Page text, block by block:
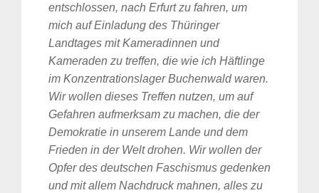
entschlossen, nach Erfurt zu fahren, um
mich auf Einladung des Thüringer
Landtages mit Kameradinnen und
Kameraden zu treffen, die wie ich Häftlinge
im Konzentrationslager Buchenwald waren.
Wir wollen dieses Treffen nutzen, um auf
Gefahren aufmerksam zu machen, die der
Demokratie in unserem Lande und dem
Frieden in der Welt drohen. Wir wollen der
Opfer des deutschen Faschismus gedenken
und mit allem Nachdruck mahnen, alles zu